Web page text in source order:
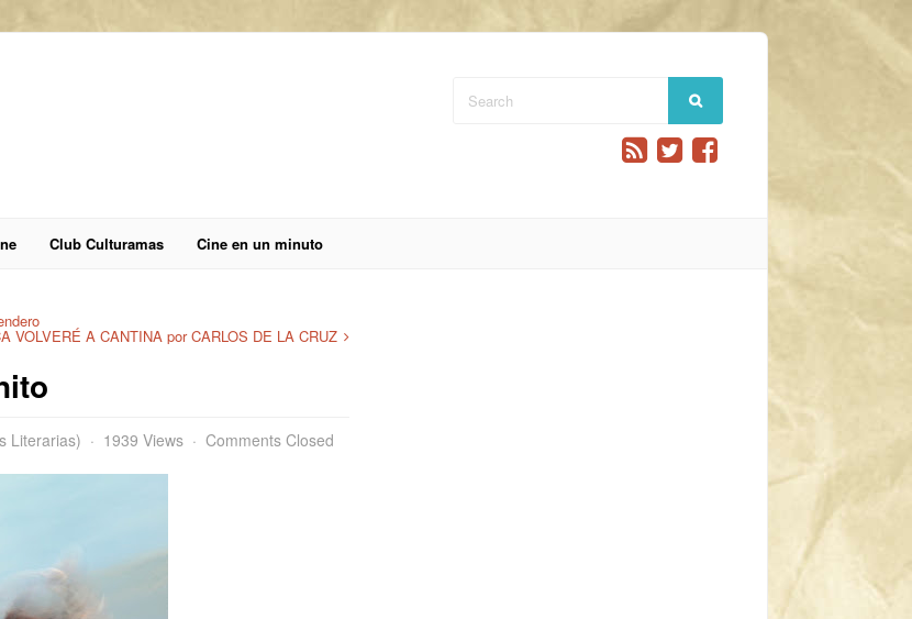
Club Culturamas Cine en un minuto
VOLVERÉ A CANTINA por CARLOS DE LA CRUZ
Literarias) 1939 Views Comments Closed